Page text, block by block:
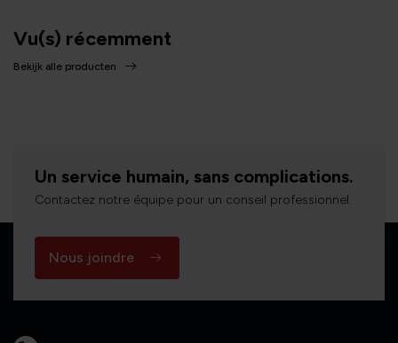
Vu(s) récemment
Bekijk alle producten
Un service humain, sans complications.
Contactez notre équipe pour un conseil professionnel.
Nous joindre